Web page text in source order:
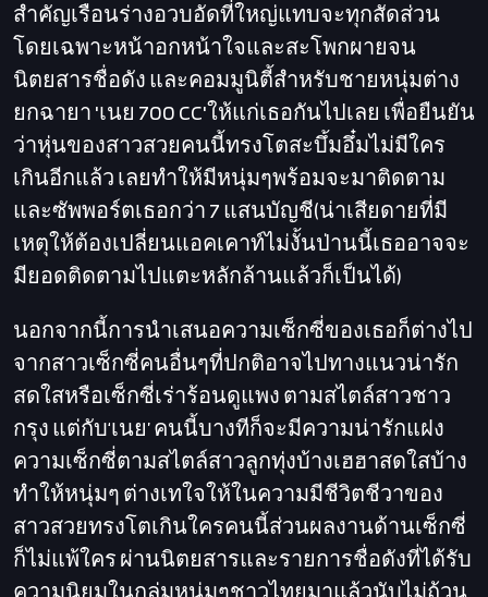
สำคัญเรือนร่างอวบอัดที่ใหญ่แทบจะทุกสัดส่วน
โดยเฉพาะหน้าอกหน้าใจและสะโพกผายจน
นิตยสารชื่อดัง และคอมมูนิตี้สำหรับชายหนุ่มต่าง
ยกฉายา 'เนย 700 CC'ให้แก่เธอกันไปเลย เพื่อยืนยัน
ว่าหุ่นของสาวสวยคนนี้ทรงโตสะบึ้มอึ๋มไม่มีใคร
เกินอีกแล้ว เลยทำให้มีหนุ่มๆพร้อมจะมาติดตาม
และซัพพอร์ตเธอกว่า 7 แสนบัญชี(น่าเสียดายที่มี
เหตุให้ต้องเปลี่ยนแอคเคาท์ไม่งั้นป่านนี้เธออาจจะ
มียอดติดตามไปแตะหลักล้านแล้วก็เป็นได้)
นอกจากนี้การนำเสนอความเซ็กซี่ของเธอก็ต่างไป
จากสาวเซ็กซี่คนอื่นๆที่ปกติอาจไปทางแนวน่ารัก
สดใสหรือเซ็กซี่เร่าร้อนดูแพง ตามสไตล์สาวชาว
กรุง แต่กับ‘เนย’ คนนี้บางทีก็จะมีความน่ารักแฝง
ความเซ็กซี่ตามสไตล์สาวลูกทุ่งบ้างเฮฮาสดใสบ้าง
ทำให้หนุ่มๆ ต่างเทใจให้ในความมีชีวิตชีวาของ
สาวสวยทรงโตเกินใครคนนี้ส่วนผลงานด้านเซ็กซี่
ก็ไม่แพ้ใคร ผ่านนิตยสารและรายการชื่อดังที่ได้รับ
ความนิยมในกลุ่มหนุ่มๆชาวไทยมาแล้วนับไม่ถ้วน